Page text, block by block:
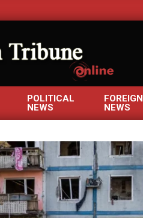
POLITICAL
NEWS
FOREIGN
NEWS